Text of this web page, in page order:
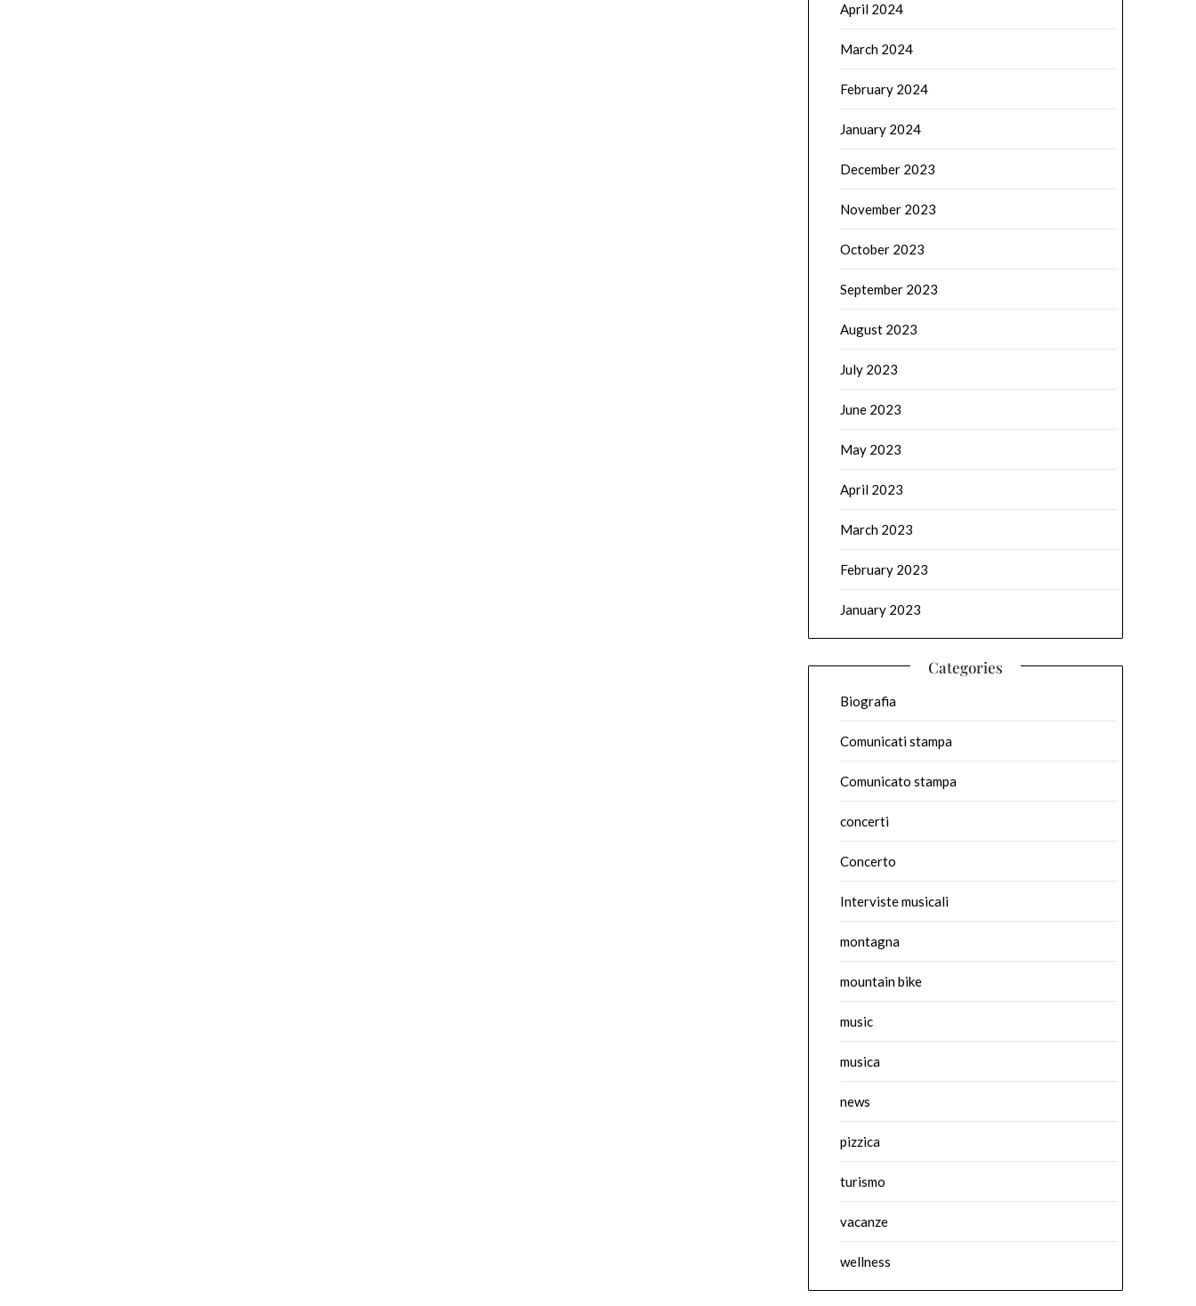
April 2024
March 2024
February 2024
January 2024
December 2023
November 2023
October 2023
September 2023
August 2023
July 2023
June 2023
May 2023
April 2023
March 2023
February 2023
January 2023
Categories
Biografia
Comunicati stampa
Comunicato stampa
concerti
Concerto
Interviste musicali
montagna
mountain bike
music
musica
news
pizzica
turismo
vacanze
wellness